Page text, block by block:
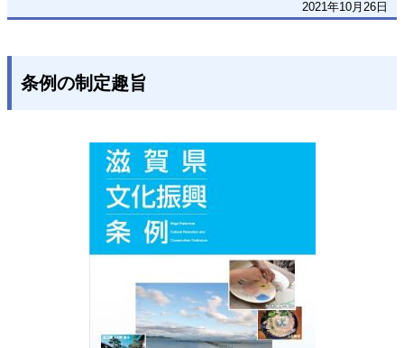
2021年10月26日
条例の制定趣旨